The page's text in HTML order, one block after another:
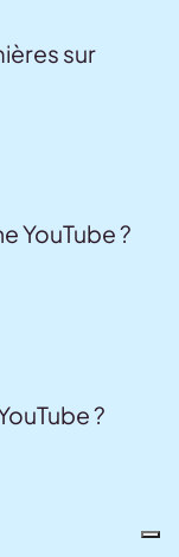
sur
YouTube ?
?